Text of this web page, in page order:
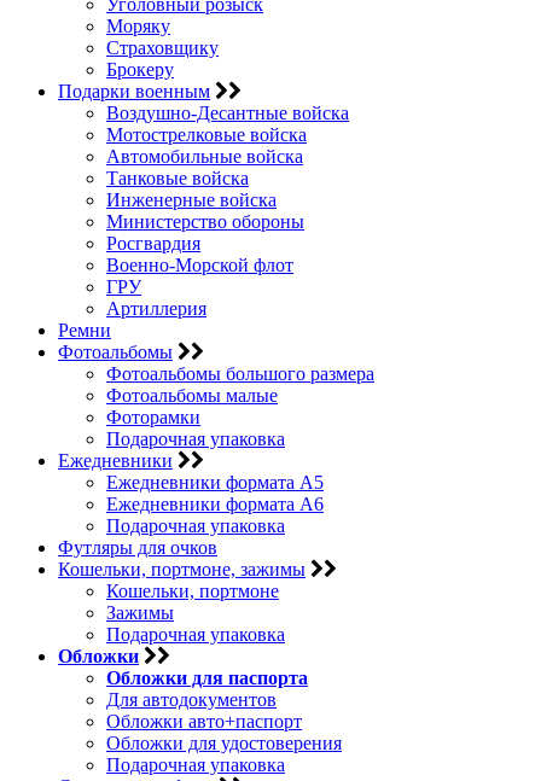
Уголовный розыск
Моряку
Страховщику
Брокеру
Подарки военным
Воздушно-Десантные войска
Мотострелковые войска
Автомобильные войска
Танковые войска
Инженерные войска
Министерство обороны
Росгвардия
Военно-Морской флот
ГРУ
Артиллерия
Ремни
Фотоальбомы
Фотоальбомы большого размера
Фотоальбомы малые
Фоторамки
Подарочная упаковка
Ежедневники
Ежедневники формата А5
Ежедневники формата А6
Подарочная упаковка
Футляры для очков
Кошельки, портмоне, зажимы
Кошельки, портмоне
Зажимы
Подарочная упаковка
Обложки
Обложки для паспорта
Для автодокументов
Обложки авто+паспорт
Обложки для удостоверения
Подарочная упаковка